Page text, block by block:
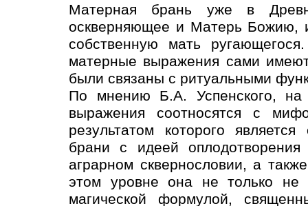
Матерная брань уже в
оскверняющее и Матерь Божию,
собственную мать
матерные выражения сами
были связаны с ритуальными
По мнению Б.А. Успенского, на
выражения соотносятся с
результатом которого
брани с идеей
аграрном сквернословии, а
этом уровне она не только не
магической формулой,